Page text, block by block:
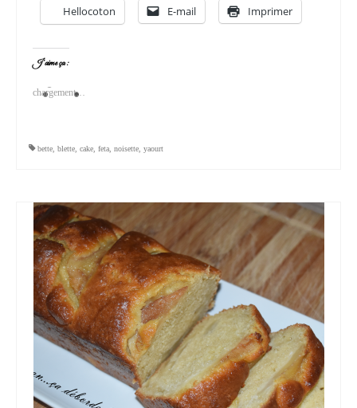
Hellocoton E-mail Imprimer
J’aime ça :
chargement…
bette blette cake feta noisette yaourt